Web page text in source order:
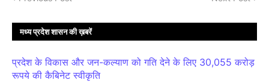
मध्य प्रदेश शासन की ख़बरें
प्रदेश के विकास और जन-कल्याण को गति देने के लिए 30,055 करोड़
रूपये की कैबिनेट स्वीकृति